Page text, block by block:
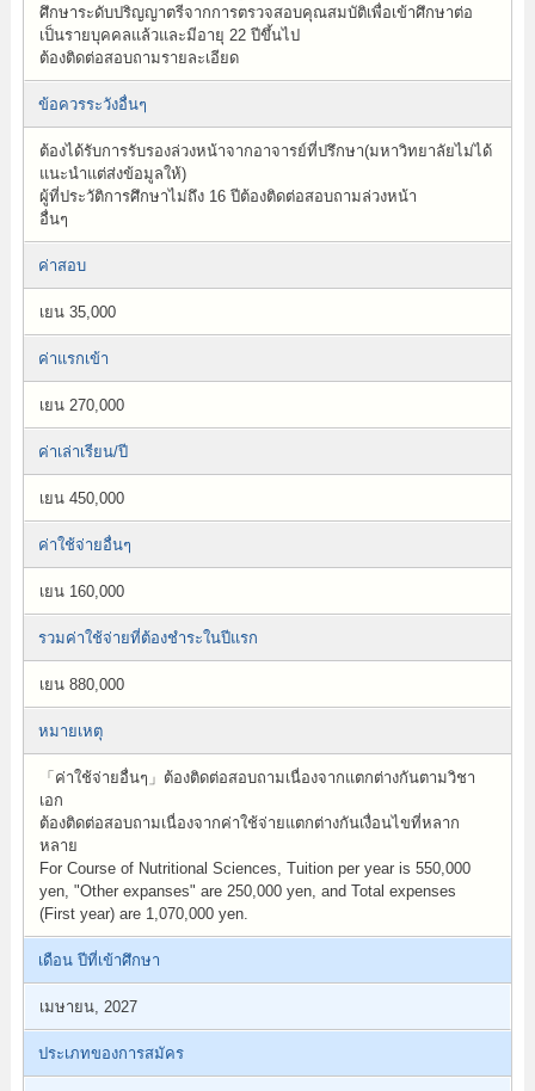
ศึกษาระดับปริญญาตรีจากการตรวจสอบคุณสมบัติเพื่อเข้าศึกษาต่อ
เป็นรายบุคคลแล้วและมีอายุ 22 ปีขึ้นไป
ต้องติดต่อสอบถามรายละเอียด
ข้อควรระวังอื่นๆ
ต้องได้รับการรับรองล่วงหน้าจากอาจารย์ที่ปรึกษา(มหาวิทยาลัยไม่ได้
แนะนำแต่ส่งข้อมูลให้)
ผู้ที่ประวัติการศึกษาไม่ถึง 16 ปีต้องติดต่อสอบถามล่วงหน้า
อื่นๆ
ค่าสอบ
เยน 35,000
ค่าแรกเข้า
เยน 270,000
ค่าเล่าเรียน/ปี
เยน 450,000
ค่าใช้จ่ายอื่นๆ
เยน 160,000
รวมค่าใช้จ่ายที่ต้องชำระในปีแรก
เยน 880,000
หมายเหตุ
「ค่าใช้จ่ายอื่นๆ」ต้องติดต่อสอบถามเนื่องจากแตกต่างกันตามวิชา
เอก
ต้องติดต่อสอบถามเนื่องจากค่าใช้จ่ายแตกต่างกันเงื่อนไขที่หลาก
หลาย
For Course of Nutritional Sciences, Tuition per year is 550,000
yen, "Other expanses" are 250,000 yen, and Total expenses
(First year) are 1,070,000 yen.
เดือน ปีที่เข้าศึกษา
เมษายน, 2027
ประเภทของการสมัคร